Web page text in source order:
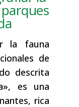
la fauna
de
descrita
es una
rica